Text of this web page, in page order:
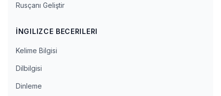
Rusçanı Geliştir
İNGILIZCE BECERILERI
Kelime Bilgisi
Dilbilgisi
Dinleme